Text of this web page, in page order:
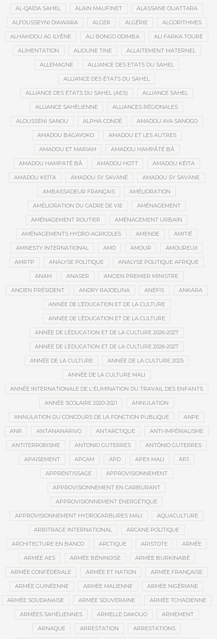
AL-QAÏDA SAHEL ALAIN MAUFINET ALASSANE OUATTARA
ALFOUSSEYNI DIAWARA ALGER ALGÉRIE ALGORITHMES
ALHAMDOU AG ILYÈNE ALI BONGO ODIMBA ALI FARKA TOURÉ
ALIMENTATION ALIOUNE TINE ALLAITEMENT MATERNEL
ALLEMAGNE ALLIANCE DES ETATS DU SAHEL
ALLIANCE DES ÉTATS DU SAHEL
ALLIANCE DES ÉTATS DU SAHEL (AES) ALLIANCE SAHEL
ALLIANCE SAHÉLIENNE ALLIANCES RÉGIONALES
ALOUSSÉNI SANOU ALPHA CONDÉ AMADOU AYA SANOGO
AMADOU BAGAYOKO AMADOU ET LES AUTRES
AMADOU ET MARIAM AMADOU HAMPÂTÉ BÂ
AMADOU HAMPATÉ BÂ AMADOU HOTT AMADOU KÉITA
AMADOU KEÏTA AMADOU SY SAVANÉ AMADOU SY SAVANE
AMBASSADEUR FRANÇAIS AMÉLIORATION
AMÉLIORATION DU CADRE DE VIE AMÉNAGEMENT
AMÉNAGEMENT ROUTIER AMÉNAGEMENT URBAIN
AMÉNAGEMENTS HYDRO-AGRICOLES AMENDE AMITIÉ
AMNESTY INTERNATIONAL AMO AMOUR AMOUREUX
AMRTP ANALYSE POLITIQUE ANALYSE POLITIQUE AFRIQUE
ANAM ANASER ANCIEN PREMIER MINISTRE
ANCIEN PRÉSIDENT ANDRY RAJOELINA ANÉFIS ANKARA
ANNÉE DE L’ÉDUCATION ET DE LA CULTURE
ANNÉE DE L’ÉDUCATION ET DE LA CULTURE
ANNÉE DE L’ÉDUCATION ET DE LA CULTURE 2026-2027
ANNÉE DE L’ÉDUCATION ET DE LA CULTURE 2026-2027
ANNÉE DE LA CULTURE ANNÉE DE LA CULTURE 2025
ANNÉE DE LA CULTURE MALI
ANNÉE INTERNATIONALE DE L'ÉLIMINATION DU TRAVAIL DES ENFANTS
ANNÉE SCOLAIRE 2020-2021 ANNULATION
ANNULATION DU CONCOURS DE LA FONCTION PUBLIQUE ANPE
ANR ANTANANARIVO ANTARCTIQUE ANTI-IMPÉRIALISME
ANTITERRORISME ANTONIO GUTERRES ANTÓNIO GUTERRES
APAISEMENT APCAM APD APEX MALI APJ
APPRENTISSAGE APPROVISIONNEMENT
APPROVISIONNEMENT EN CARBURANT
APPROVISIONNEMENT ÉNERGÉTIQUE
APPROVISIONNEMENT HYDROCARBURES MALI AQUACULTURE
ARBITRAGE INTERNATIONAL ARCANE POLITIQUE
ARCHITECTURE EN BANCO ARCTIQUE ARISTOTE ARMÉE
ARMÉE AES ARMÉE BÉNINOISE ARMÉE BURKINABÉ
ARMÉE CONFÉDÉRALE ARMÉE ET NATION ARMÉE FRANÇAISE
ARMÉE GUINÉENNE ARMÉE MALIENNE ARMÉE NIGÉRIANE
ARMÉE SOUDANAISE ARMÉE SOUVERAINE ARMÉE TCHADIENNE
ARMÉES SAHÉLIENNES ARMELLE DAKOUO ARMEMENT
ARNAQUE ARRESTATION ARRESTATIONS